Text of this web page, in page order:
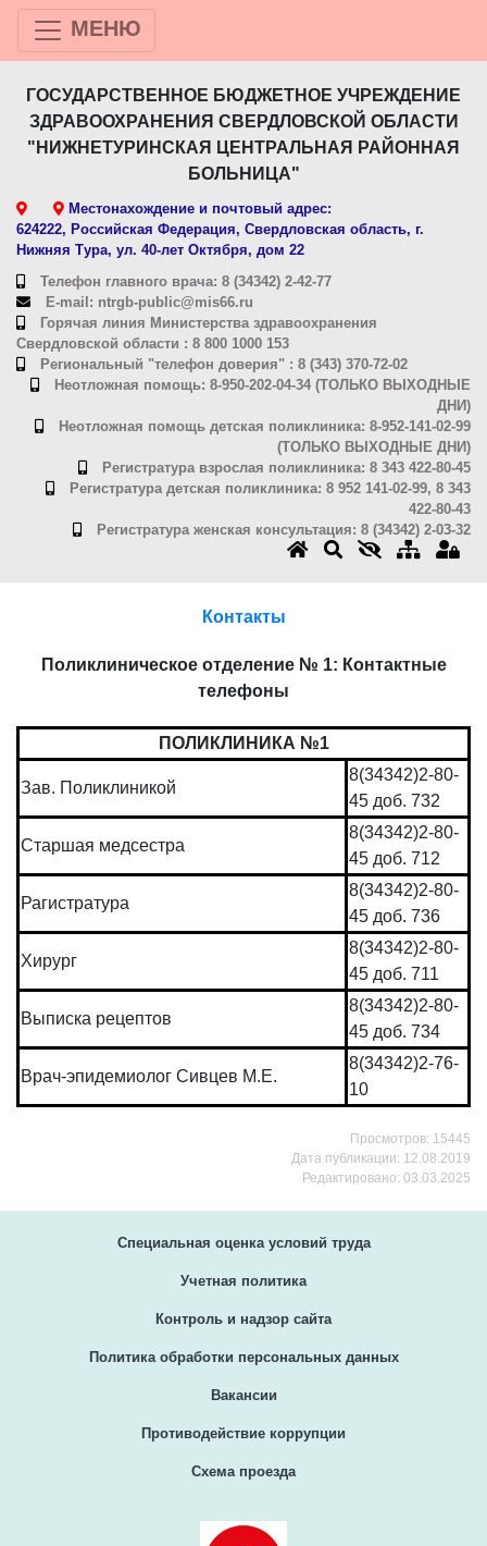
МЕНЮ
ГОСУДАРСТВЕННОЕ БЮДЖЕТНОЕ УЧРЕЖДЕНИЕ
ЗДРАВООХРАНЕНИЯ СВЕРДЛОВСКОЙ ОБЛАСТИ
"НИЖНЕТУРИНСКАЯ ЦЕНТРАЛЬНАЯ РАЙОННАЯ
БОЛЬНИЦА"
Местонахождение и почтовый адрес:
624222, Российская Федерация, Свердловская область, г.
Нижняя Тура, ул. 40-лет Октября, дом 22
Телефон главного врача: 8 (34342) 2-42-77
E-mail: ntrgb-public@mis66.ru
Горячая линия Министерства здравоохранения
Свердловской области : 8 800 1000 153
Региональный "телефон доверия" : 8 (343) 370-72-02
Неотложная помощь: 8-950-202-04-34 (ТОЛЬКО ВЫХОДНЫЕ
ДНИ)
Неотложная помощь детская поликлиника: 8-952-141-02-99
(ТОЛЬКО ВЫХОДНЫЕ ДНИ)
Регистратура взрослая поликлиника: 8 343 422-80-45
Регистратура детская поликлиника: 8 952 141-02-99, 8 343
422-80-43
Регистратура женская консультация: 8 (34342) 2-03-32
Контакты
Поликлиническое отделение № 1: Контактные
телефоны
ПОЛИКЛИНИКА №1
Зав. Поликлиникой
8(34342)2-80-
45 доб. 732
Старшая медсестра
8(34342)2-80-
45 доб. 712
Рагистратура
8(34342)2-80-
45 доб. 736
Хирург
8(34342)2-80-
45 доб. 711
Выписка рецептов
8(34342)2-80-
45 доб. 734
Врач-эпидемиолог Сивцев М.Е.
8(34342)2-76-
10
Просмотров: 15445
Дата публикации: 12.08.2019
Редактировано: 03.03.2025
Специальная оценка условий труда
Учетная политика
Контроль и надзор сайта
Политика обработки персональных данных
Вакансии
Противодействие коррупции
Схема проезда